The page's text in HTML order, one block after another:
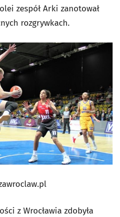
zespół Arki zanotował
rozgrywkach.
z Wrocławia zdobyła